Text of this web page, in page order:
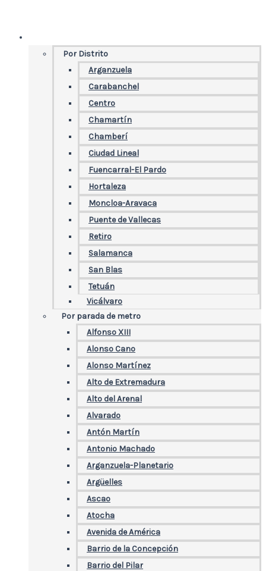
contenido
Por Distrito
Arganzuela
Carabanchel
Centro
Chamartín
Chamberí
Ciudad Lineal
Fuencarral-El Pardo
Hortaleza
Moncloa-Aravaca
Puente de Vallecas
Retiro
Salamanca
San Blas
Tetuán
Vicálvaro
Por parada de metro
Alfonso XIII
Alonso Cano
Alonso Martínez
Alto de Extremadura
Alto del Arenal
Alvarado
Antón Martín
Antonio Machado
Arganzuela-Planetario
Argüelles
Ascao
Atocha
Avenida de América
Barrio de la Concepción
Barrio del Pilar